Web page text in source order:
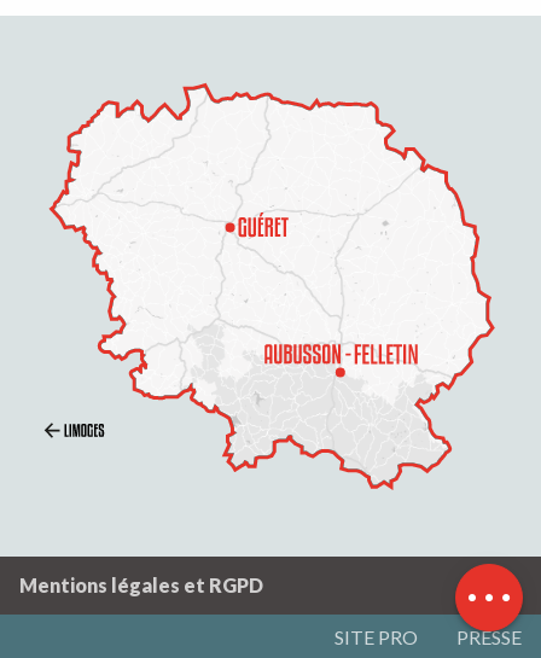
Description
Prestations
Tarifs
Mentions légales et RGPD
SITE PRO PRESSE